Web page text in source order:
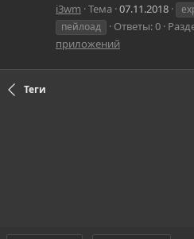
i3wm Тема 07.11.2018
пейлоад
Ответы: 0
приложений
Теги